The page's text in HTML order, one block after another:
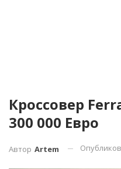
Кроссовер
300 000 Евро
Автор Artem